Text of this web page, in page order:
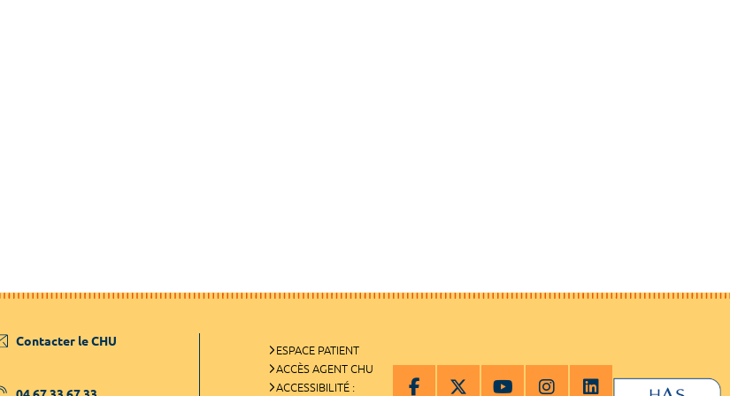
Contacter le CHU
ESPACE PATIENT
ACCÈS AGENT CHU
ACCESSIBILITÉ :